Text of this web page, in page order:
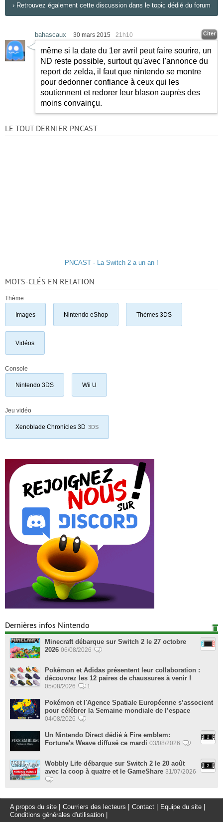
› Retrouvez également cette discussion dans le topic dédié du forum
bahascaux 30 mars 2015 21h10 Citer
même si la date du 1er avril peut faire sourire, un
ND reste possible, surtout qu'avec l'annonce du
report de zelda, il faut que nintendo se montre
pour dedonner confiance à ceux qui les
soutiennent et redorer leur blason auprès des
moins convainçu.
LE TOUT DERNIER PNCAST
PNCAST - La Switch 2 a un an !
MOTS-CLÉS EN RELATION
Thème
Images Nintendo eShop Thèmes 3DS
Vidéos
Console
Nintendo 3DS Wii U
Jeu vidéo
Xenoblade Chronicles 3D 3DS
Dernières infos Nintendo
Minecraft débarque sur Switch 2 le 27 octobre
2026 06/08/2026
Pokémon et Adidas présentent leur collaboration :
découvrez les 12 paires de chaussures à venir !
05/08/2026 1
Pokémon et l'Agence Spatiale Européenne s’associent
pour célébrer la Semaine mondiale de l’espace
04/08/2026
Un Nintendo Direct dédié à Fire emblem:
Fortune's Weave diffusé ce mardi 03/08/2026
Wobbly Life débarque sur Switch 2 le 20 août
avec la coop à quatre et le GameShare 31/07/2026
A propos du site Courriers des lecteurs Contact Equipe du site
Conditions générales d'utilisation